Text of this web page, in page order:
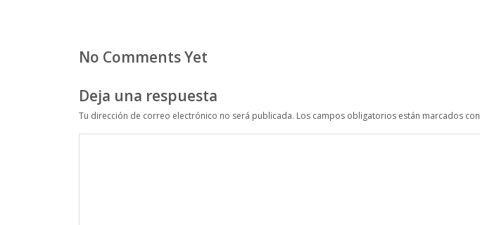
No Comments Yet
Deja una respuesta
Tu dirección de correo electrónico no será publicada. Los campos obligatorios están marcados con